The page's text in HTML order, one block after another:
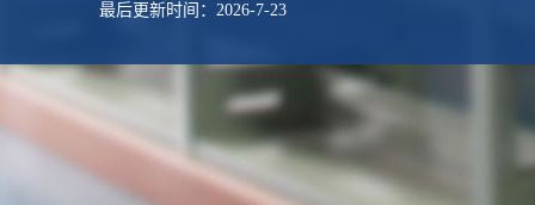
最后更新时间： 2026-7-23